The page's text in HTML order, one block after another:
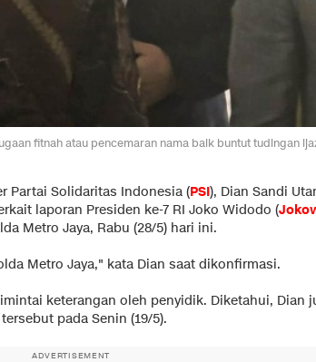
fitnah atau pencemaran nama baik buntut tudingan
Partai Solidaritas Indonesia (PSI), Dian Sandi
laporan Presiden ke-7 RI Joko Widodo (
Metro Jaya, Rabu (28/5) hari ini.
Metro Jaya," kata Dian saat dikonfirmasi.
keterangan oleh penyidik. Diketahui, Dian
pada Senin (19/5).
ADVERTISEMENT